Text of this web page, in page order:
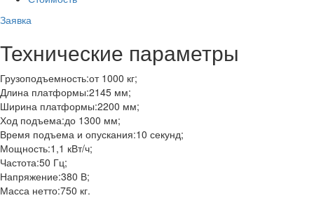
Заявка
Технические параметры
Грузоподъемность:от 1000 кг;
Длина платформы:2145 мм;
Ширина платформы:2200 мм;
Ход подъема:до 1300 мм;
Время подъема и опускания:10 секунд;
Мощность:1,1 кВт/ч;
Частота:50 Гц;
Напряжение:380 В;
Масса нетто:750 кг.